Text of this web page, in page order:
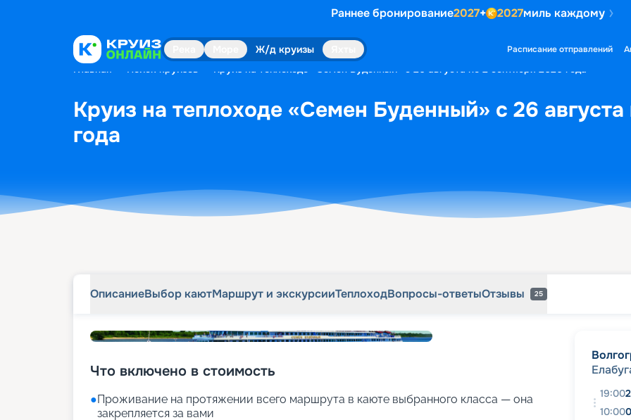
Раннее бронирование2027+ 2027миль каждому
Ж/д круизы Расписание отправлений
Главная Поиск круизов Круиз на теплоходе «Семен Буденный» с 26 августа по 2 сентября 2026 года
Круиз на теплоходе «Семен Буденный» с 26
года
ОписаниеВыбор каютМаршрут и экскурсииТеплоходВопросы-ответыОтзывы 25
Что включено в стоимость
●Проживание на протяжении всего маршрута в каюте выбранного класса — она
закрепляется за вами
19:00
10:00